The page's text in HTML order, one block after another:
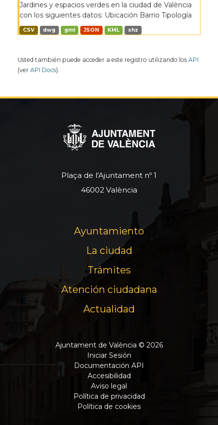
Jardines y espacios verdes en la ciudad de València
con los siguientes datos: Ubicación Barrio Tipología
CSV dwg gml JSON KML shz
Usted también puede acceder a este registro utilizando los API
(ver API Docs).
Plaça de l'Ajuntament nº 1
46002 València
Ayuntamiento
La ciudad
Trámites
Atención ciudadana
Actualidad
Ajuntament de València © 2026
Iniciar Sesión
Documentación API
Accesibilidad
Aviso legal
Política de privacidad
Política de cookies